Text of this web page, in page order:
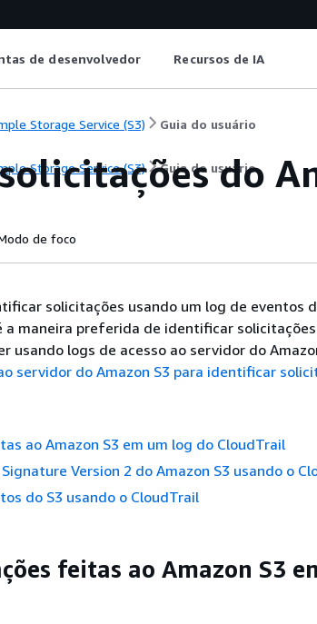
de desenvolvedor Recursos de IA
Storage Service (S3) Guia do usuário
Storage Service (S3) Guia do usuário
do
de foco
solicitações usando um log de eventos
a maneira preferida de identificar
usando logs de acesso ao servidor do
servidor do Amazon S3 para identificar
ao Amazon S3 em um log do CloudTrail
Version 2 do Amazon S3 usando o
do S3 usando o CloudTrail
feitas ao Amazon S3